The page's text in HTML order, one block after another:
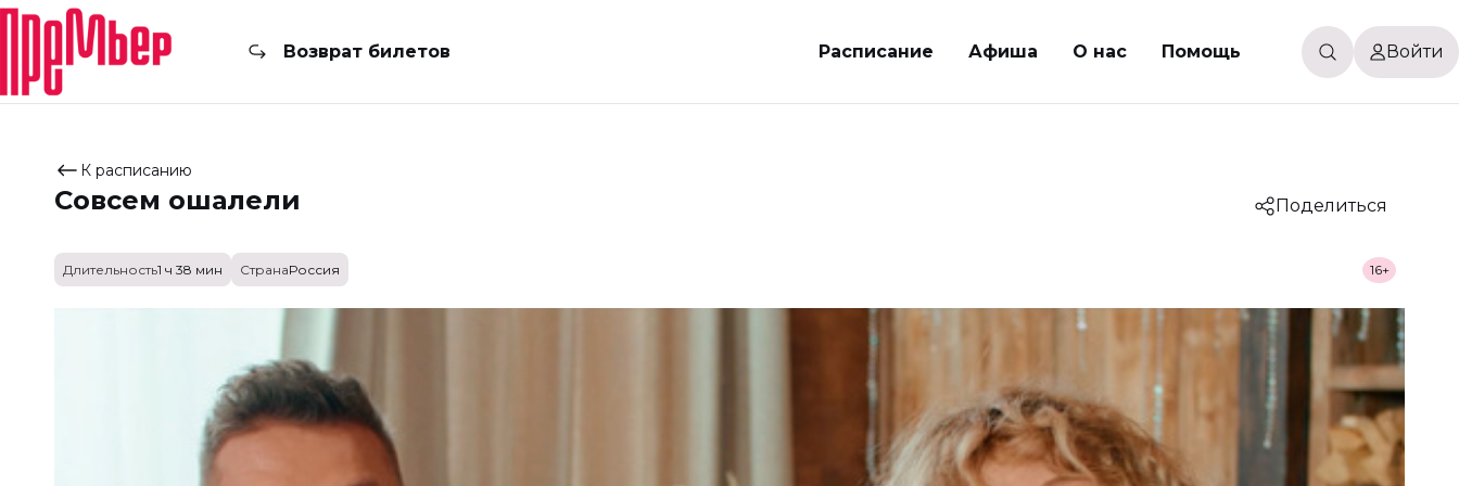
Возврат билетов Расписание Афиша О нас Помощь Войти
К расписанию
Совсем ошалели Поделиться
Длительность1 ч 38 мин СтранаРоссия 16+